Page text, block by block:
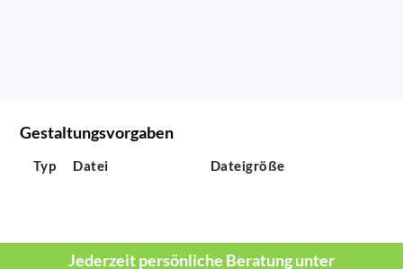
Gestaltungsvorgaben
Typ Datei Dateigröße
Jederzeit persönliche Beratung unter